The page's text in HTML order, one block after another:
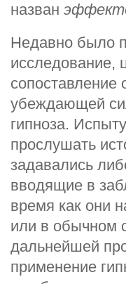
назван
Недавно было
исследование,
сопоставление
убеждающей
гипноза.
прослушать
задавались
вводящие в
время как они
или в обычном
дальнейшей
применение